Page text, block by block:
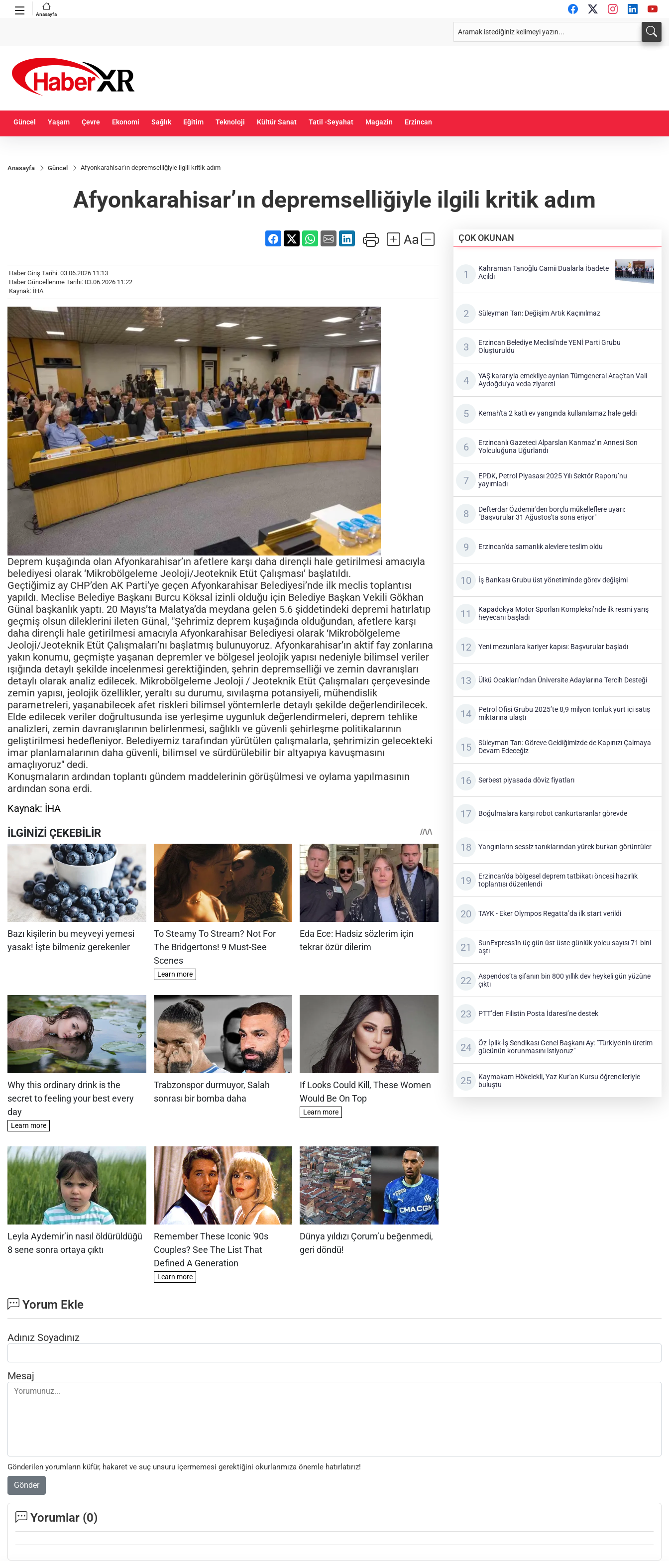
Anasayfa
Güncel Yaşam Çevre Ekonomi Sağlık Eğitim Teknoloji Kültür Sanat Tatil -Seyahat Magazin Erzincan
Anasayfa Güncel Afyonkarahisar’ın depremselliğiyle ilgili kritik adım
Afyonkarahisar’ın depremselliğiyle ilgili kritik adım
Haber Giriş Tarihi: 03.06.2026 11:13
Haber Güncellenme Tarihi: 03.06.2026 11:22
Kaynak: İHA
Deprem kuşağında olan Afyonkarahisar’ın afetlere karşı daha dirençli hale getirilmesi amacıyla
belediyesi olarak ‘Mikrobölgeleme Jeoloji/Jeoteknik Etüt Çalışması’ başlatıldı.
Geçtiğimiz ay CHP’den AK Parti’ye geçen Afyonkarahisar Belediyesi’nde ilk meclis toplantısı
yapıldı. Meclise Belediye Başkanı Burcu Köksal izinli olduğu için Belediye Başkan Vekili Gökhan
Günal başkanlık yaptı. 20 Mayıs’ta Malatya’da meydana gelen 5.6 şiddetindeki depremi hatırlatıp
geçmiş olsun dileklerini ileten Günal, "Şehrimiz deprem kuşağında olduğundan, afetlere karşı
daha dirençli hale getirilmesi amacıyla Afyonkarahisar Belediyesi olarak ‘Mikrobölgeleme
Jeoloji/Jeoteknik Etüt Çalışmaları’nı başlatmış bulunuyoruz. Afyonkarahisar’ın aktif fay zonlarına
yakın konumu, geçmişte yaşanan depremler ve bölgesel jeolojik yapısı nedeniyle bilimsel veriler
ışığında detaylı şekilde incelenmesi gerektiğinden, şehrin depremselliği ve zemin davranışları
detaylı olarak analiz edilecek. Mikrobölgeleme Jeoloji / Jeoteknik Etüt Çalışmaları çerçevesinde
zemin yapısı, jeolojik özellikler, yeraltı su durumu, sıvılaşma potansiyeli, mühendislik
parametreleri, yaşanabilecek afet riskleri bilimsel yöntemlerle detaylı şekilde değerlendirilecek.
Elde edilecek veriler doğrultusunda ise yerleşime uygunluk değerlendirmeleri, deprem tehlike
analizleri, zemin davranışlarının belirlenmesi, sağlıklı ve güvenli şehirleşme politikalarının
geliştirilmesi hedefleniyor. Belediyemiz tarafından yürütülen çalışmalarla, şehrimizin gelecekteki
imar planlamalarının daha güvenli, bilimsel ve sürdürülebilir bir altyapıya kavuşmasını
amaçlıyoruz" dedi.
Konuşmaların ardından toplantı gündem maddelerinin görüşülmesi ve oylama yapılmasının
ardından sona erdi.
Kaynak: İHA
ÇOK OKUNAN
Kahraman Tanoğlu Camii Dualarla İbadete
Açıldı
Süleyman Tan: Değişim Artık Kaçınılmaz
Erzincan Belediye Meclisi'nde YENİ Parti Grubu
Oluşturuldu
YAŞ kararıyla emekliye ayrılan Tümgeneral Ataç'tan Vali
Aydoğdu'ya veda ziyareti
Kemah'ta 2 katlı ev yangında kullanılamaz hale geldi
Erzincanlı Gazeteci Alparslan Kanmaz’ın Annesi Son
Yolculuğuna Uğurlandı
EPDK, Petrol Piyasası 2025 Yılı Sektör Raporu’nu
yayımladı
Defterdar Özdemir'den borçlu mükelleflere uyarı:
"Başvurular 31 Ağustos'ta sona eriyor"
Erzincan'da samanlık alevlere teslim oldu
İş Bankası Grubu üst yönetiminde görev değişimi
Kapadokya Motor Sporları Kompleksi’nde ilk resmi yarış
heyecanı başladı
Yeni mezunlara kariyer kapısı: Başvurular başladı
Ülkü Ocakları’ndan Üniversite Adaylarına Tercih Desteği
Petrol Ofisi Grubu 2025’te 8,9 milyon tonluk yurt içi satış
miktarına ulaştı
Süleyman Tan: Göreve Geldiğimizde de Kapınızı Çalmaya
Devam Edeceğiz
Serbest piyasada döviz fiyatları
Boğulmalara karşı robot cankurtaranlar görevde
Yangınların sessiz tanıklarından yürek burkan görüntüler
Erzincan'da bölgesel deprem tatbikatı öncesi hazırlık
toplantısı düzenlendi
TAYK - Eker Olympos Regatta’da ilk start verildi
SunExpress'in üç gün üst üste günlük yolcu sayısı 71 bini
aştı
Aspendos’ta şifanın bin 800 yıllık dev heykeli gün yüzüne
çıktı
PTT’den Filistin Posta İdaresi’ne destek
Öz İplik-İş Sendikası Genel Başkanı Ay: "Türkiye’nin üretim
gücünün korunmasını istiyoruz"
Kaymakam Hökelekli, Yaz Kur'an Kursu öğrencileriyle
buluştu
Yorum Ekle
Adınız Soyadınız
Mesaj
Gönderilen yorumların küfür, hakaret ve suç unsuru içermemesi gerektiğini okurlarımıza önemle hatırlatırız!
Gönder
Yorumlar (0)